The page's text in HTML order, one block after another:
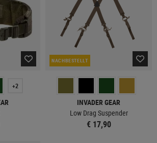
+2
NACHBESTELLT
INVADER GEAR
Low Drag Suspender
€ 17,90